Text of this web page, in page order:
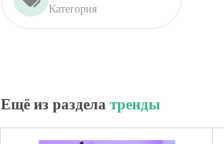
Категория
Ещё из разделатренды